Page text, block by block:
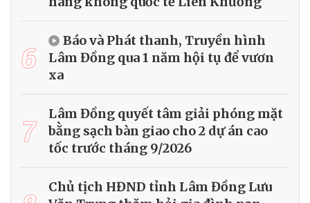
6
Báo và Phát thanh, Truyền hình
Lâm Đồng qua 1 năm hội tụ để vươn
xa
7
Lâm Đồng quyết tâm giải phóng mặt
bằng sạch bàn giao cho 2 dự án cao
tốc trước tháng 9/2026
Chủ tịch HĐND tỉnh Lâm Đồng Lưu